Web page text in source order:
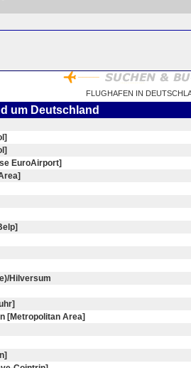
FLUGHAFEN IN
um Deutschland
EuroAirport]
Hilversum
[Metropolitan Area]